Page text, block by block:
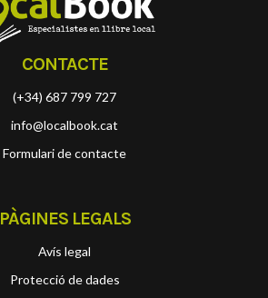
CONTACTE
(+34) 687 799 727
info@localbook.cat
Formulari de contacte
PÀGINES LEGALS
Avís legal
Protecció de dades